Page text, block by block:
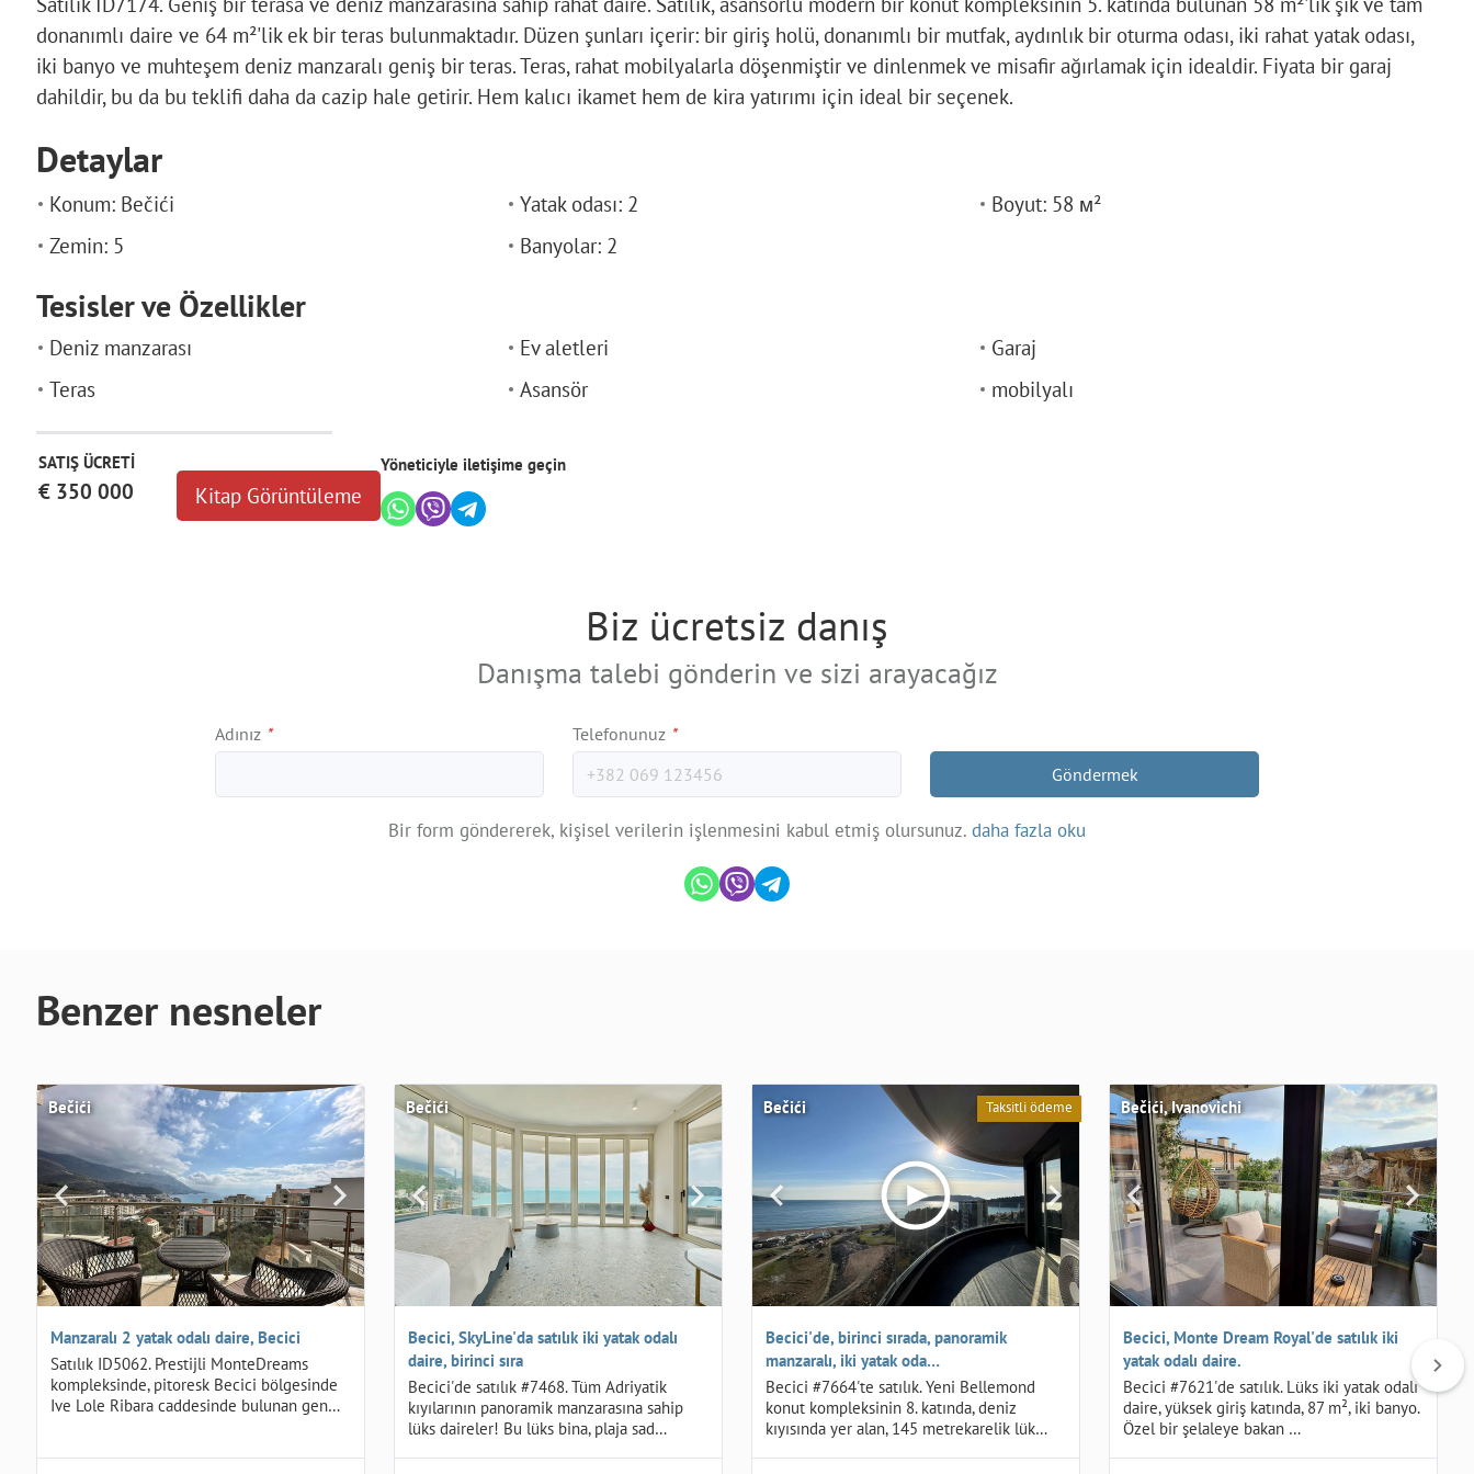
donanımlı daire ve 64 m²'lik ek bir teras bulunmaktadır. Düzen şunları içerir: bir giriş holü, donanımlı bir mutfak, aydınlık bir oturma odası, iki rahat yatak odası,
iki banyo ve muhteşem deniz manzaralı geniş bir teras. Teras, rahat mobilyalarla döşenmiştir ve dinlenmek ve misafir ağırlamak için idealdir. Fiyata bir garaj
dahildir, bu da bu teklifi daha da cazip hale getirir. Hem kalıcı ikamet hem de kira yatırımı için ideal bir seçenek.
Detaylar
Konum: Bečići Yatak odası: 2
Boyut: 58 м²
Zemin: 5
Banyolar: 2
Tesisler ve Özellikler
Deniz manzarası Ev aletleri
Garaj
Teras
Asansör mobilyalı
SATIŞ ÜCRETİ
€ 350 000 Kitap Görüntüleme
Yöneticiyle iletişime geçin
Biz ücretsiz danış
Danışma talebi gönderin ve sizi arayacağız
Adınız * Telefonunuz *
Göndermek
Bir form göndererek, kişisel verilerin işlenmesini kabul etmiş olursunuz. daha fazla oku
Benzer nesneler
Bečići
Manzaralı 2 yatak odalı daire, Becici
Satılık ID5062. Prestijli MonteDreams
kompleksinde, pitoresk Becici bölgesinde
Ive Lole Ribara caddesinde bulunan gen…
Bečići
Becici, SkyLine'da satılık iki yatak odalı
daire, birinci sıra
Becici'de satılık #7468. Tüm Adriyatik
kıyılarının panoramik manzarasına sahip
lüks daireler! Bu lüks bina, plaja sad…
Bečići
Becici'de, birinci sırada, panoramik
manzaralı, iki yatak oda…
Becici #7664'te satılık. Yeni Bellemond
konut kompleksinin 8. katında, deniz
kıyısında yer alan, 145 metrekarelik lük…
Taksitli ödeme Bečići, Ivanovichi
Becici, Monte Dream Royal'de satılık iki
yatak odalı daire.
Becici #7621'de satılık. Lüks iki yatak odalı
daire, yüksek giriş katında, 87 m², iki banyo.
Özel bir şelaleye bakan …